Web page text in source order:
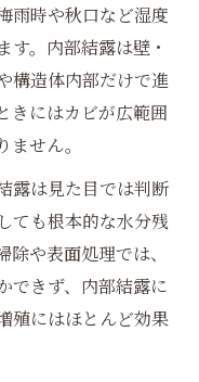
雨時や秋口など湿度
す。内部結露は壁・
構造体内部だけで進
きにはカビが広範囲
せん。
露は見た目では判断
ても根本的な水分残
や表面処理では、
できず、内部結露に
殖にはほとんど効果